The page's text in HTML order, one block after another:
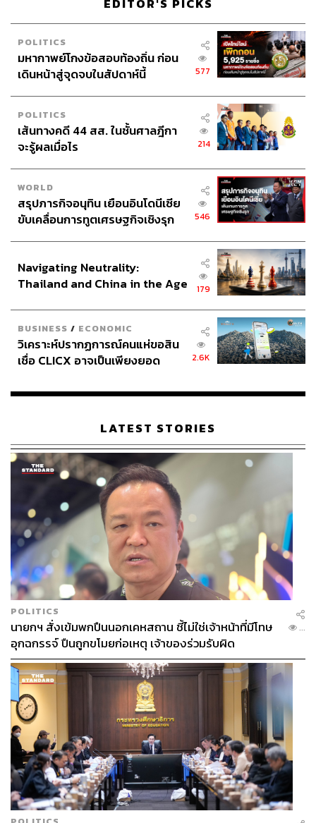
POTONG
เชฟแพม-พิชญา สุนทรญาณกิจ
THE STANDARD LIFE
LIFE TABLE
ABOUT THE AUTHOR
พลอยจันทร์ สุขคง
Senior Content Creator ประจำกองไลฟ์สไตล์
สำนักข่าว THE STANDARD
ABOUT THE PHOTOGRAPHER
ผลาณุสนธิ์ ผดุงทศ
ช่างภาพ THE STANDARD LIFE โตมาจาก
เมืองทอง รักแมว ชอบฤดูฝน และฝันอยากไปดู
EDITOR'S PICKS
POLITICS
มหากาพย์โกงข้อสอบท้องถิ่น ก่อน
เดินหน้าสู่จุดจบในสัปดาห์นี้
577
POLITICS
เส้นทางคดี 44 สส. ในชั้นศาลฎีกา
จะรู้ผลเมื่อไร
214
WORLD
สรุปภารกิจอนุทิน เยือนอินโดนีเซีย
ขับเคลื่อนการทูตเศรษฐกิจเชิงรุก
546
Navigating Neutrality:
Thailand and China in the Age
179
BUSINESS / ECONOMIC
วิเคราะห์ปรากฏการณ์คนแห่ขอสิน
เชื่อ CLICX อาจเป็นเพียงยอด
เรือนไทยที่ถูกซุกไว้
2.6K
LATEST STORIES
POLITICS
นายกฯ สั่งเข้มพกปืนนอกเคหสถาน ชี้ไม่ใช่เจ้าหน้าที่มีโทษ
อุกฉกรรจ์ ปืนถูกขโมยก่อเหตุ เจ้าของร่วมรับผิด
...